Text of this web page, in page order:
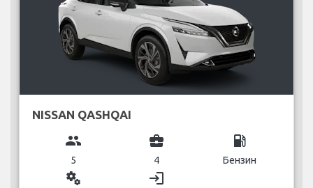
NISSAN QASHQAI
group
5
business_center
4
local_gas_station
Бензин
miscellaneous_services login